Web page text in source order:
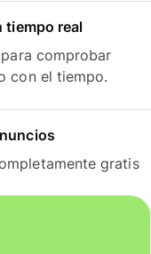
tiempo real
comprobar
con el tiempo.
gratis